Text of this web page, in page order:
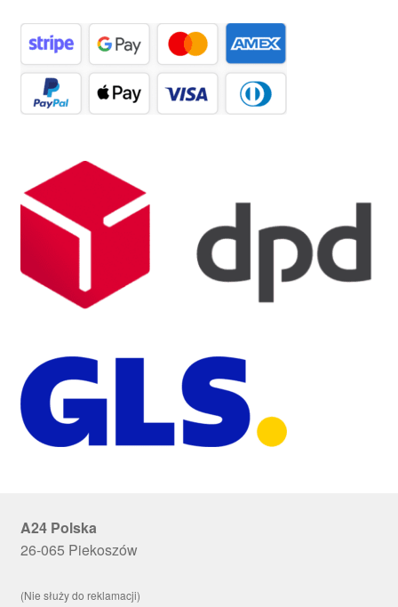
A24 Polska
26-065 Piekoszów
(Nie służy do reklamacji)